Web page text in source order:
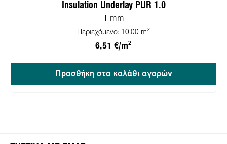
Insulation Underlay PUR 1.0
1 mm
Περιεχόμενο: 10.00 m2
6,51 €/m2
Προσθήκη στο καλάθι αγορών